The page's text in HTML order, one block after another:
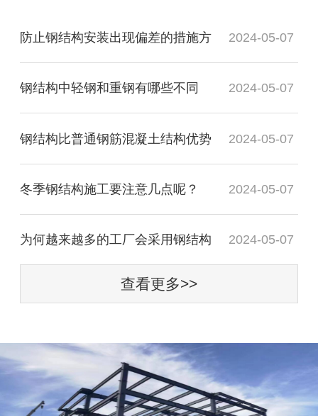
防止钢结构安装出现偏差的措施方 2024-05-07
钢结构中轻钢和重钢有哪些不同 2024-05-07
钢结构比普通钢筋混凝土结构优势 2024-05-07
冬季钢结构施工要注意几点呢？ 2024-05-07
为何越来越多的工厂会采用钢结构 2024-05-07
查看更多>>